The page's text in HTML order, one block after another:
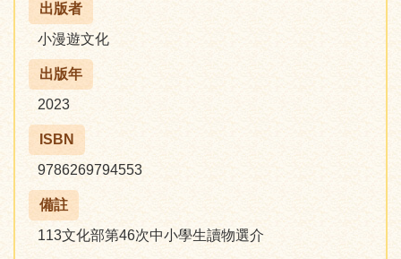
出版者
小漫遊文化
出版年
2023
ISBN
9786269794553
備註
113文化部第46次中小學生讀物選介